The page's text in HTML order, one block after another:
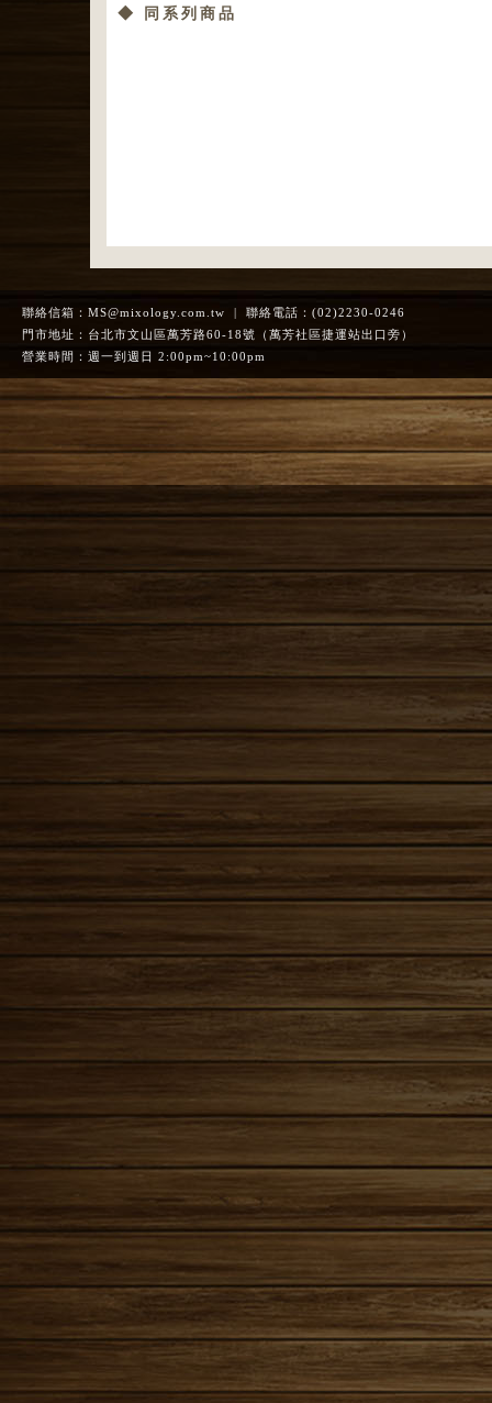
◆ 同系列商品
聯絡信箱： MS@mixology.com.tw | 聯絡電話：(02)2230-0246
門市地址：台北市文山區萬芳路60-18號（萬芳社區捷運站出口旁）
營業時間：週一到週日 2:00pm~10:00pm